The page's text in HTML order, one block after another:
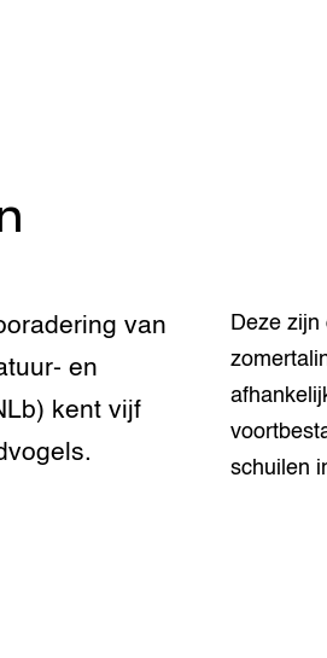
Invasieve exoten
Plantaardige
van
en
kent vijf
Deze
schuilen
Andere